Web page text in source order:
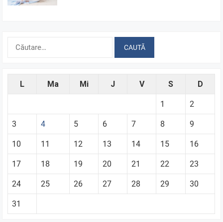
L Ma Mi J V S D
1 2
3 4 5 6 7 8 9
10 11 12 13 14 15 16
17 18 19 20 21 22 23
24 25 26 27 28 29 30
31